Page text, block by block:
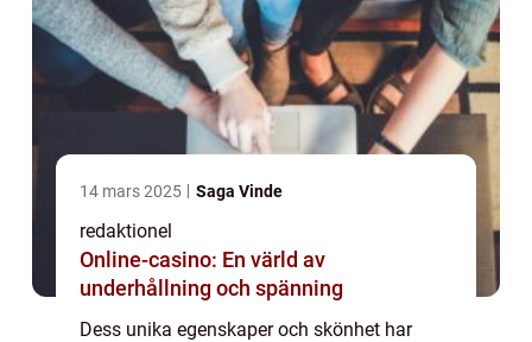
14 mars 2025 Saga Vinde
redaktionel
Online-casino: En värld av
underhållning och spänning
Dess unika egenskaper och skönhet har